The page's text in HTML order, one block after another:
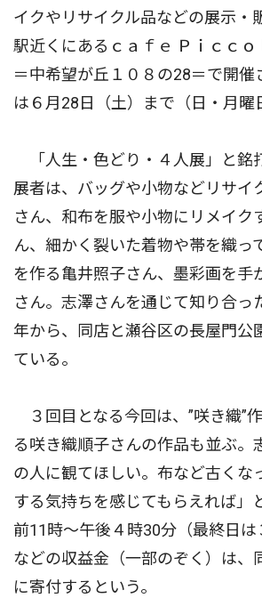
イクやリサイクル品などの展示・
駅近くにあるｃａｆｅ Ｐｉｃｃｏ
＝中希望が丘１０８の28＝で開催
は６月28日（土）まで（日・月曜
「人生・色どり・４人展」と銘
展者は、バッグや小物などリサイ
さん、和布を服や小物にリメイク
ん、細かく裂いた着物や帯を織っ
を作る亀井照子さん、墨彩画を手
さん。志澤さんを通じて知り合っ
年から、同店と瀬谷区の長屋門公
ている。
３回目となる今回は、”咲き織”
る咲き織順子さんの作品も並ぶ。
の人に観てほしい。布など古くな
する気持ちを感じてもらえれば」
前11時〜午後４時30分（最終日
などの収益金（一部のぞく）は、
に寄付するという。